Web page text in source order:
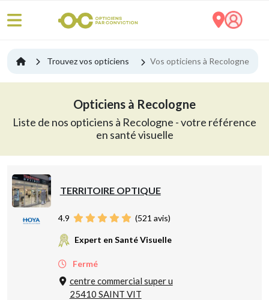
Trouvez vos opticiens Vos opticiens à Recologne
Opticiens à Recologne
Liste de nos opticiens à Recologne - votre référence
en santé visuelle
TERRITOIRE OPTIQUE
4.9 (521 avis)
Expert en Santé Visuelle
Fermé
centre commercial super u
25410 SAINT VIT